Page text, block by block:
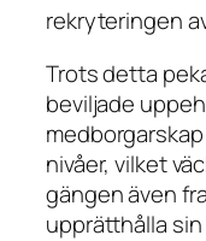
rekryteringen
Trots detta
beviljade
nivåer, vilket
gängen även
upprätthålla